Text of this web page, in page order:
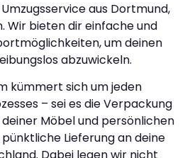
aus Dortmund,
Wir bieten dir einfache und
um deinen
abzuwickeln.
kümmert sich um jeden
– sei es die Verpackung
Möbel und persönlichen
Lieferung an deine